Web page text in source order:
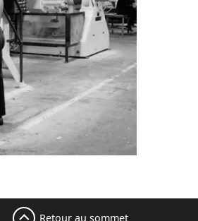
Retour au sommet